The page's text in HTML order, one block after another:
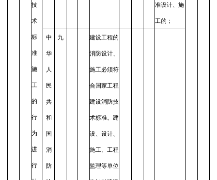
技
术
标
准
施
工
的
行
为
进
行
准设计、施
工的；
中
华
人
民
共
和
国
消
防
九 建设工程的
消防设计、
施工必须符
合国家工程
建设消防技
术标准。建
设、设计、
施工、工程
监理等单位